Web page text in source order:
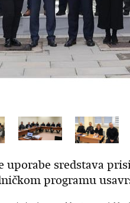
uporabe sredstava
programu